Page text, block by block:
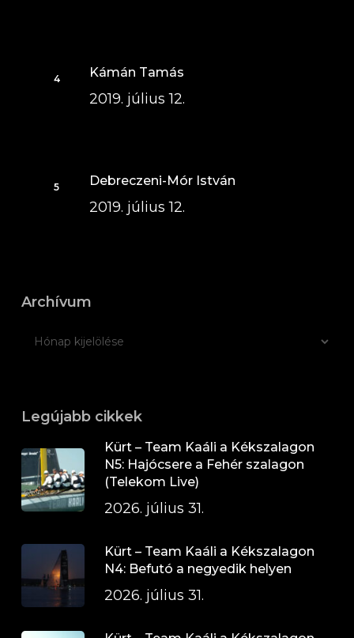
Kámán Tamás
2019. július 12.
Debreczeni-Mór István
2019. július 12.
Archívum
Legújabb cikkek
Kürt – Team Kaáli a Kékszalagon
N5: Hajócsere a Fehér szalagon
(Telekom Live)
2026. július 31.
Kürt – Team Kaáli a Kékszalagon
N4: Befutó a negyedik helyen
2026. július 31.